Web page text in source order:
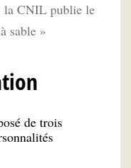
la CNIL publie le
sable »
de trois